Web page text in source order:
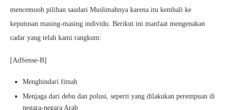
mencemooh pilihan saudari Muslimahnya karena itu kembali ke
keputusan masing-masing individu. Berikut ini manfaat mengenakan
cadar yang telah kami rangkum:
[AdSense-B]
Menghindari fitnah
Menjaga dari debu dan polusi, seperti yang dilakukan perempuan di
negara-negara Arab